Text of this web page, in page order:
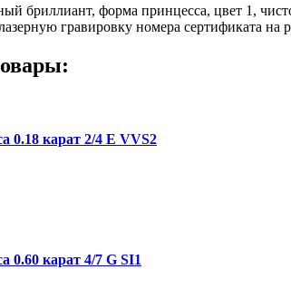
бриллиант, форма принцесса, цвет 1,
гравировку номера сертификата на
0.18 карат 2/4 E VVS2
0.60 карат 4/7 G SI1